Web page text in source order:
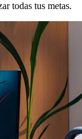
todas tus metas.